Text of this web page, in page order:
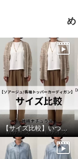
め
【サイズ比較】いつものサイズがおすすめ